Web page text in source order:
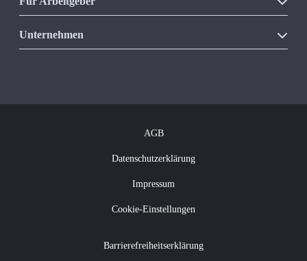
Unsere Produkte
Unternehmen
AGB
Datenschutzerklärung
Impressum
Cookie-Einstellungen
Barrierefreiheitserklärung